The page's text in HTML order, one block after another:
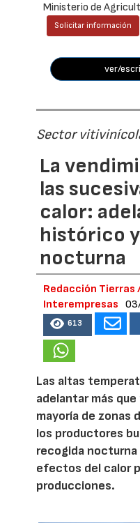
Ministerio de
Solicitar información
ver/
Sector
La
las
calor:
histórico
nocturna
Redacción Tierras
Interempresas
613
Las altas
adelantar más
mayoría de zonas
los productores
recogida
efectos del calor
producciones.